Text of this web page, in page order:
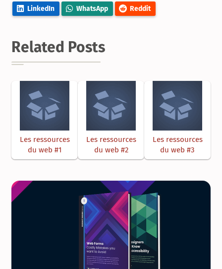
LinkedIn WhatsApp Reddit
Related Posts
Les ressources
du web #1
Les ressources
du web #2
Les ressources
du web #3